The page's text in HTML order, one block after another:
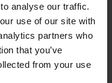
analyse our traffic.
use of our site with
partners who
that you’ve
from your use
tilbyder
sikkerheden på dit